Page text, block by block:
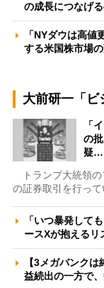
の成長につなげ
「NYダウは高
する米国株市場
大前研一「ビ
「
の
疑…
トランプ大統領の
の証券取引を行っ
「いつ暴発して
ースXが抱える
【3メガバンク
益続出の一方で